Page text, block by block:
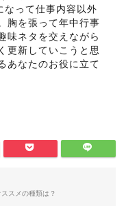
って仕事内容以外
胸を張って年中行事
味ネタを交えながら
更新していこうと思
あなたのお役に立て
スメの種類は？